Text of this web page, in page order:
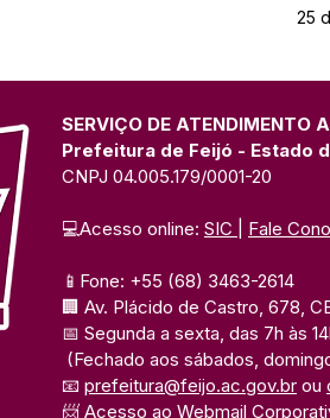
25
SERVIÇO DE ATENDIMENTO
Prefeitura de Feijó - Estado
CNPJ 04.005.179/0001-20
💻Acesso online: SIC Fale
📱Fone: +55 (68) 3463-2614
🏢 Av. Plácido de Castro, 678,
📅 Segunda a sexta, das 7h às
(Fechado aos sábados,
📧 prefeitura@feijo.ac.gov.br ou
📨 Acesso ao Webmail